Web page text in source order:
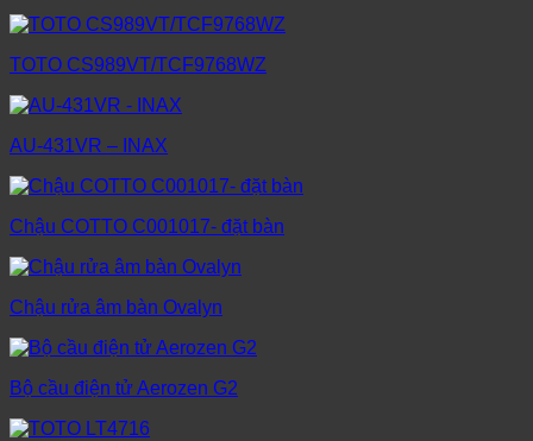
TOTO CS989VT/TCF9768WZ
AU-431VR – INAX
Chậu COTTO C001017- đặt bàn
Chậu rửa âm bàn Ovalyn
Bộ cầu điện tử Aerozen G2